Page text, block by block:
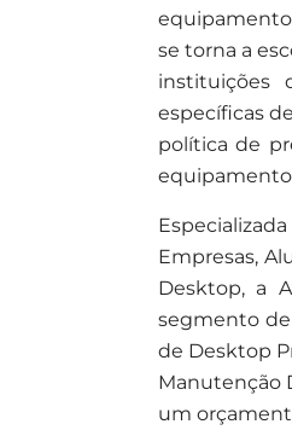
se torna a
instituições
específicas
política de
Empresas,
Desktop, a
segmento
de Desktop
Manutenção
um